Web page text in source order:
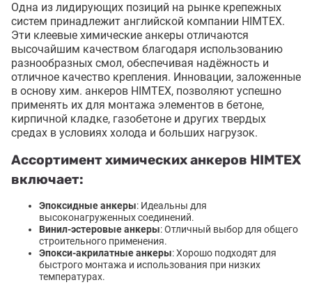
Одна из лидирующих позиций на рынке крепежных
систем принадлежит английской компании HIMTEX.
Эти клеевые химические анкеры отличаются
высочайшим качеством благодаря использованию
разнообразных смол, обеспечивая надёжность и
отличное качество крепления. Инновации, заложенные
в основу хим. анкеров HIMTEX, позволяют успешно
применять их для монтажа элементов в бетоне,
кирпичной кладке, газобетоне и других твердых
средах в условиях холода и больших нагрузок.
Ассортимент химических анкеров HIMTEX
включает:
Эпоксидные анкеры: Идеальны для
высоконагруженных соединений.
Винил-эстеровые анкеры: Отличный выбор для общего
строительного применения.
Эпокси-акрилатные анкеры: Хорошо подходят для
быстрого монтажа и использования при низких
температурах.